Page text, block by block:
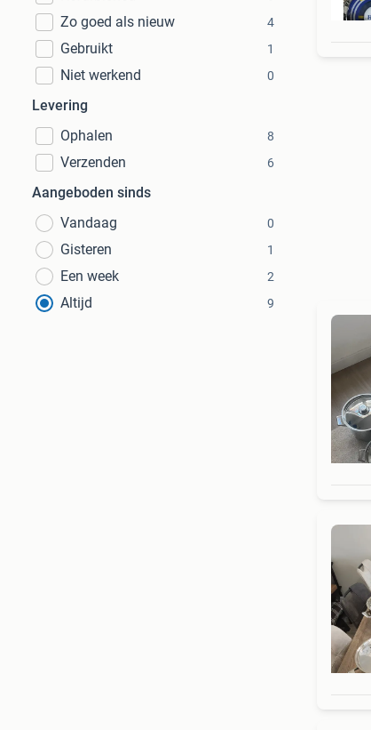
Zo goed als nieuw 4
Gebruikt 1
Niet werkend 0
Levering
Ophalen
8
Verzenden 6
Aangeboden sinds
Vandaag
0
Gisteren 1
Een week 2
Altijd 9